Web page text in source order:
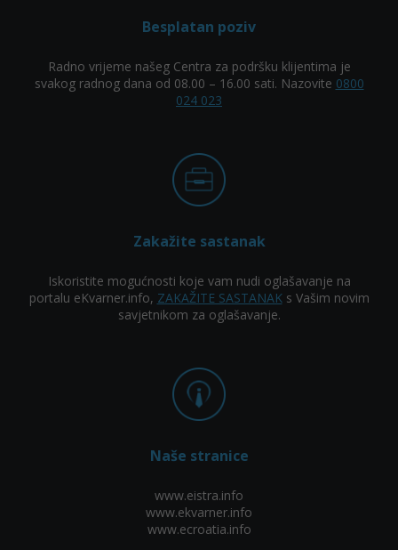
Besplatan poziv
Radno vrijeme našeg Centra za podršku klijentima je
svakog radnog dana od 08.00 – 16.00 sati. Nazovite 0800
024 023
Zakažite sastanak
Iskoristite mogućnosti koje vam nudi oglašavanje na
portalu eKvarner.info, ZAKAŽITE SASTANAKs Vašim novim
savjetnikom za oglašavanje.
Naše stranice
www.eistra.info
www.ekvarner.info
www.ecroatia.info